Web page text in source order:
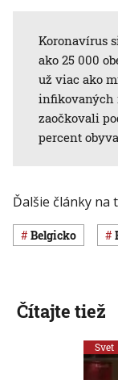
Koronavírus
ako 25 000
už viac ako
infikovaných
zaočkovali
percent
Ďalšie články na
Belgicko
Čítajte tiež
Svet